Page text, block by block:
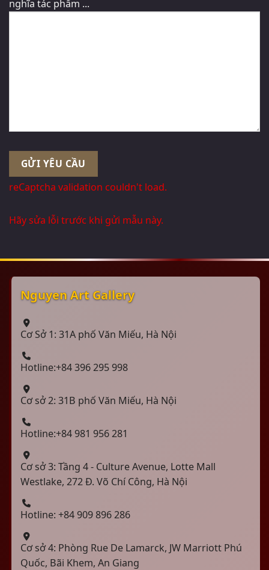
nghĩa tác phẩm ...
reCaptcha validation couldn't load.
Hãy sửa lỗi trước khi gửi mẫu này.
Nguyen Art Gallery
Cơ Sở 1: 31A phố Văn Miếu, Hà Nội
Hotline:+84 396 295 998
Cơ sở 2: 31B phố Văn Miếu, Hà Nội
Hotline:+84 981 956 281
Cơ sở 3: Tầng 4 - Culture Avenue, Lotte Mall
Westlake, 272 Đ. Võ Chí Công, Hà Nội
Hotline: +84 909 896 286
Cơ sở 4: Phòng Rue De Lamarck, JW Marriott Phú
Quốc, Bãi Khem, An Giang